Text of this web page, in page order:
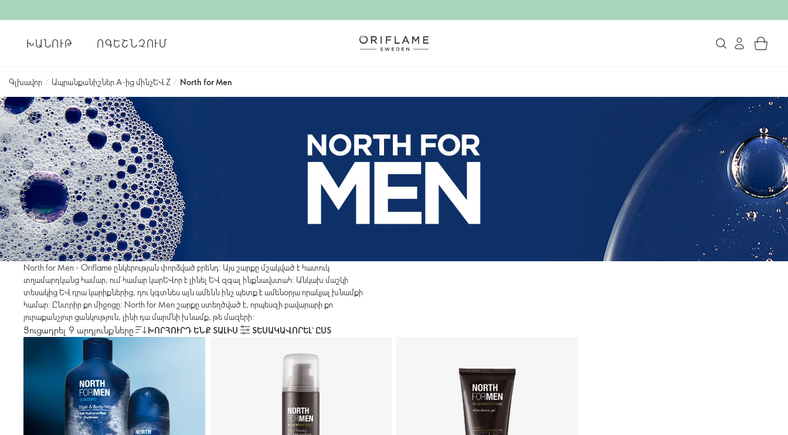
ԽԱՆՈՒԹ ՈԳԵՇՆՉՈՒՄ
Գլխավոր / Ապրանքանիշներ А-ից մինչև Z / North for Men
North for Men - Oriflame ընկերության փորձված բրենդ: Այս շարքը մշակված է հատուկ
տղամարդկանց համար, ում համար կարևոր է լինել և զգալ ինքնավստահ: Անկախ մաշկի
տեսակից և դրա կարիքներից, դու կգտնես այն ամենն ինչ պետք է ամենօրյա որակյալ խնամքի
համար: Ընտրիր քո միջոցը: North for Men շարքը ստեղծված է, որպեսզի բավարարի քո
յուրաքանչյուր ցանկություն, լինի դա մարմնի խնամք, թե մազերի:
Ցուցադրել 9 արդյունքները ԽՈՐՀՈՒՐԴ ԵՆՔ ՏԱԼԻՍ ՏԵՍԱԿԱՎՈՐԵԼ՝ ԸՍՏ